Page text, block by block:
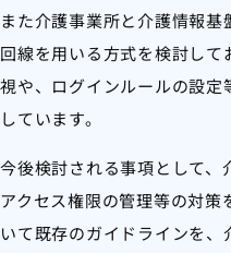
また介護事業所と介護情報
回線を用いる方式を検討し
視や、ログインルールの設定
しています。
今後検討される事項として、
アクセス権限の管理等の対
いて既存のガイドラインを